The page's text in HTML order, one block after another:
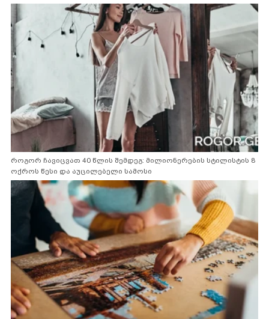
როგორ ჩავიცვათ 40 წლის შემდეგ: მილიონერების სტილისტის 8
ოქროს წესი და აუცილებელი სამოსი